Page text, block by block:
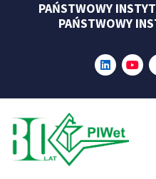
PAŃSTWOWY
PAŃSTWOWY